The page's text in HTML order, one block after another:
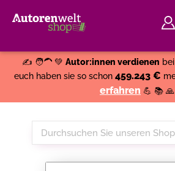
✍️ 🧑‍🦱 💚 Autor:innen verdienen
euch haben sie so schon 459.243 €
erfahren 💪 📚 🙏
Durchsuchen
Sie